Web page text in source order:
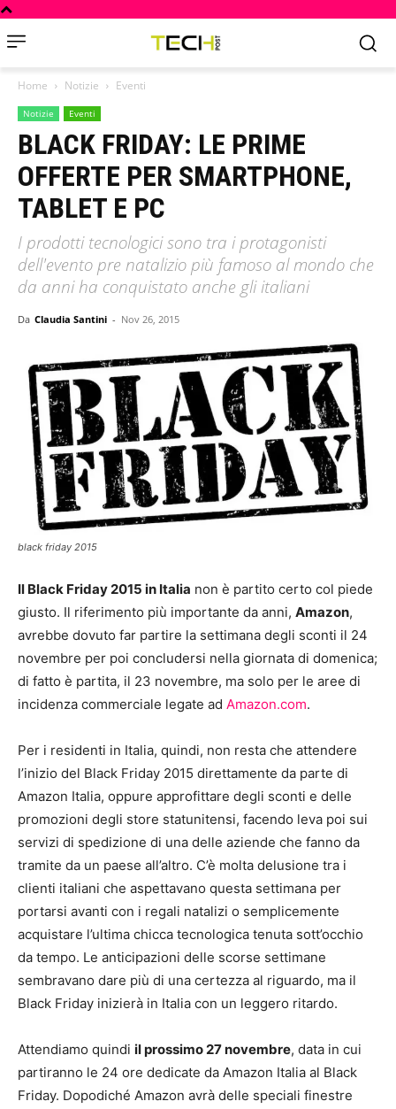
Home Notizie Eventi
Notizie Eventi
BLACK FRIDAY: LE PRIME
OFFERTE PER SMARTPHONE,
TABLET E PC
I prodotti tecnologici sono tra i protagonisti
dell'evento pre natalizio più famoso al mondo che
da anni ha conquistato anche gli italiani
Da Claudia Santini - Nov 26, 2015
black friday 2015
Il Black Friday 2015 in Italia non è partito certo col piede
giusto. Il riferimento più importante da anni, Amazon,
avrebbe dovuto far partire la settimana degli sconti il 24
novembre per poi concludersi nella giornata di domenica;
di fatto è partita, il 23 novembre, ma solo per le aree di
incidenza commerciale legate ad Amazon.com.
Per i residenti in Italia, quindi, non resta che attendere
l’inizio del Black Friday 2015 direttamente da parte di
Amazon Italia, oppure approfittare degli sconti e delle
promozioni degli store statunitensi, facendo leva poi sui
servizi di spedizione di una delle aziende che fanno da
tramite da un paese all’altro. C’è molta delusione tra i
clienti italiani che aspettavano questa settimana per
portarsi avanti con i regali natalizi o semplicemente
acquistare l’ultima chicca tecnologica tenuta sott’occhio
da tempo. Le anticipazioni delle scorse settimane
sembravano dare più di una certezza al riguardo, ma il
Black Friday inizierà in Italia con un leggero ritardo.
Attendiamo quindi il prossimo 27 novembre, data in cui
partiranno le 24 ore dedicate da Amazon Italia al Black
Friday. Dopodiché Amazon avrà delle speciali finestre